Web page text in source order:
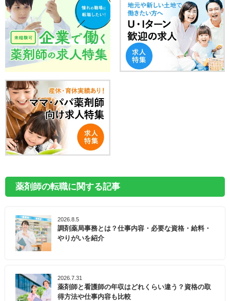
薬剤師の転職に関する記事
2026.8.5
調剤薬局事務とは？仕事内容・必要な資格・給料・
やりがいを紹介
2026.7.31
薬剤師と看護師の年収はどれくらい違う？資格の取
得方法や仕事内容も比較